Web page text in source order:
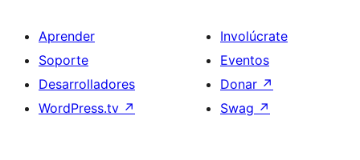
Aprender
Soporte
Desarrolladores
WordPress.tv ↗
Involúcrate
Eventos
Donar ↗
Swag ↗